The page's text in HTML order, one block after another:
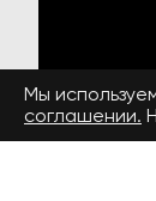
© 2026
спортивный
Мы
соглашении.